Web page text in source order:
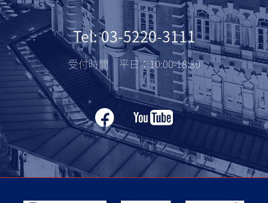
Tel: 03-5220-3111
受付時間 平日：10:00-18:30